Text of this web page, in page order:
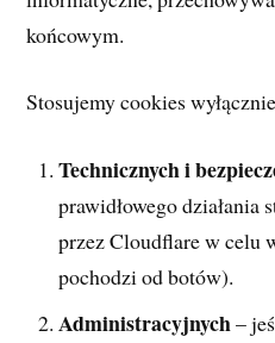
końcowym.
Stosujemy cookies
Technicznych i
prawidłowego
przez Cloudflare w celu
pochodzi od botów).
Administracyjnych–